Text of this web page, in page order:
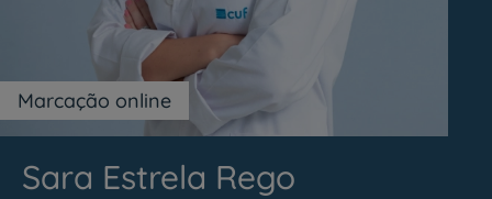
Marcação online
Sara Estrela Rego